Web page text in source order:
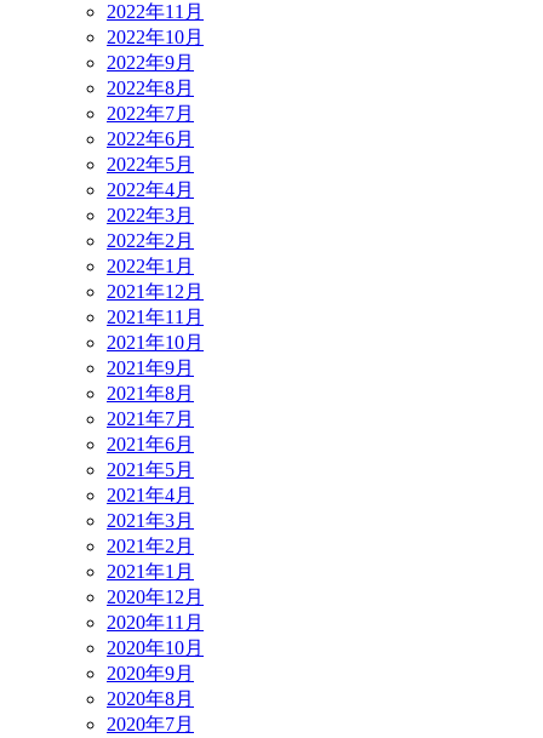
2022年11月
2022年10月
2022年9月
2022年8月
2022年7月
2022年6月
2022年5月
2022年4月
2022年3月
2022年2月
2022年1月
2021年12月
2021年11月
2021年10月
2021年9月
2021年8月
2021年7月
2021年6月
2021年5月
2021年4月
2021年3月
2021年2月
2021年1月
2020年12月
2020年11月
2020年10月
2020年9月
2020年8月
2020年7月